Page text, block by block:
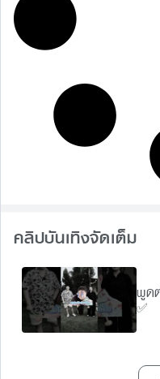
คลิปบันเทิงจัดเต็ม
พูด
✅